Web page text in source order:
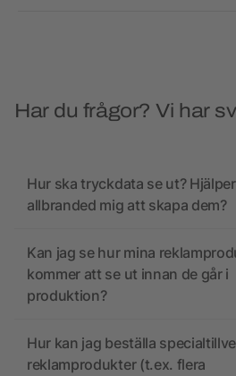
Har du frågor? Vi har
Hur ska tryckdata se ut? Hjälper
allbranded mig att skapa dem?
Kan jag se hur mina
kommer att se ut innan de går i
produktion?
Hur kan jag beställa
reklamprodukter (t.ex. flera